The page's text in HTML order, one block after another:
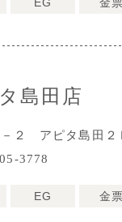
EG 金票
島田店
２ アピタ島田２
3778
EG 金票